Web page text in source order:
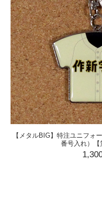
【メタルBIG】特注ユニフォ
番号入れ）【